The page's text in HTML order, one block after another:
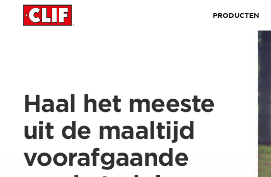
PRODUCTEN
Haal het meeste
uit de maaltijd
voorafgaande